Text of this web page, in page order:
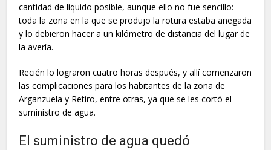
cantidad de líquido posible, aunque ello no fue sencillo:
toda la zona en la que se produjo la rotura estaba anegada
y lo debieron hacer a un kilómetro de distancia del lugar de
la avería.
Recién lo lograron cuatro horas después, y allí comenzaron
las complicaciones para los habitantes de la zona de
Arganzuela y Retiro, entre otras, ya que se les cortó el
suministro de agua.
El suministro de agua quedó